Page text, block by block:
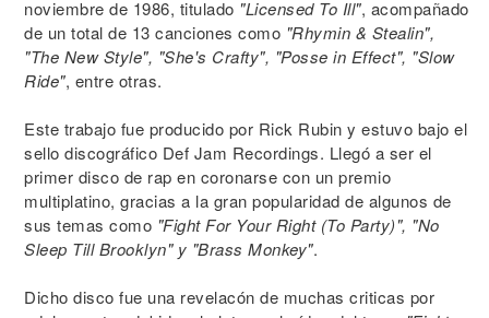
noviembre de 1986, titulado "Licensed To Ill", acompañado
de un total de 13 canciones como "Rhymin & Stealin",
"The New Style", "She's Crafty", "Posse in Effect", "Slow
Ride", entre otras.
Este trabajo fue producido por Rick Rubin y estuvo bajo el
sello discográfico Def Jam Recordings. Llegó a ser el
primer disco de rap en coronarse con un premio
multiplatino, gracias a la gran popularidad de algunos de
sus temas como "Fight For Your Right (To Party)", "No
Sleep Till Brooklyn" y "Brass Monkey".
Dicho disco fue una revelacón de muchas criticas por